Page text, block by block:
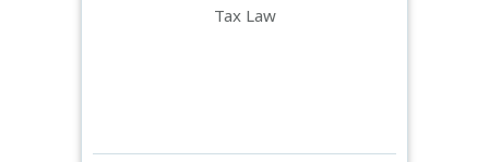
Tax Law